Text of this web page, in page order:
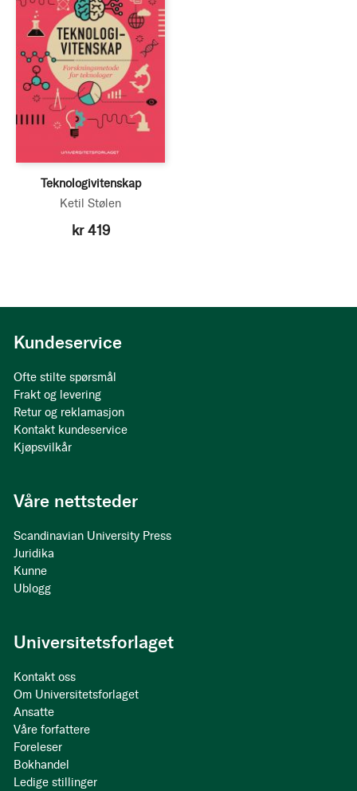
Teknologivitenskap
Ketil Stølen
kr 419
Kundeservice
Ofte stilte spørsmål
Frakt og levering
Retur og reklamasjon
Kontakt kundeservice
Kjøpsvilkår
Våre nettsteder
Scandinavian University Press
Juridika
Kunne
Ublogg
Universitetsforlaget
Kontakt oss
Om Universitetsforlaget
Ansatte
Våre forfattere
Foreleser
Bokhandel
Ledige stillinger